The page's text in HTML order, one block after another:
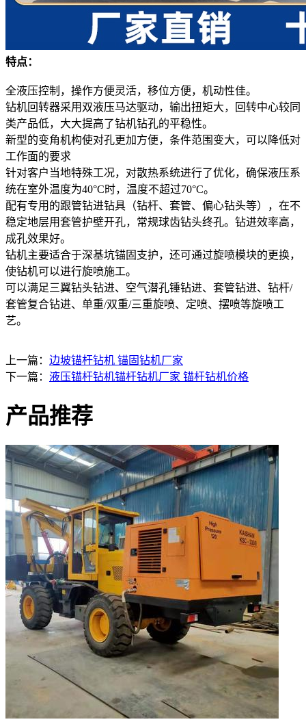
特点：
全液压控制，操作方便灵活，移位方便，机动性佳。
钻机回转器采用双液压马达驱动，输出扭矩大，回转中心较同
类产品低，大大提高了钻机钻孔的平稳性。
新型的变角机构使对孔更加方便，条件范围变大，可以降低对
工作面的要求
针对客户当地特殊工况，对散热系统进行了优化，确保液压系
统在室外温度为40°C时，温度不超过70°C。
配有专用的跟管钻进钻具（钻杆、套管、偏心钻头等），在不
稳定地层用套管护壁开孔，常规球齿钻头终孔。钻进效率高，
成孔效果好。
钻机主要适合于深基坑锚固支护，还可通过旋喷模块的更换，
使钻机可以进行旋喷施工。
可以满足三翼钻头钻进、空气潜孔锤钻进、套管钻进、钻杆/
套管复合钻进、单重/双重/三重旋喷、定喷、摆喷等旋喷工
艺。
上一篇： 边坡锚杆钻机 锚固钻机厂家
下一篇： 液压锚杆钻机锚杆钻机厂家 锚杆钻机价格
产品推荐